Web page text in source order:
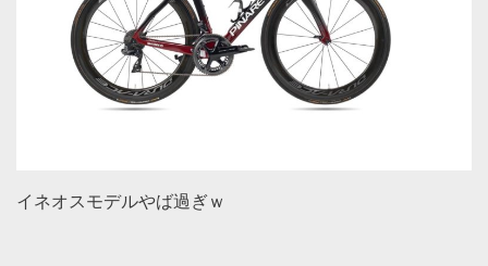
イネオスモデルやば過ぎｗ